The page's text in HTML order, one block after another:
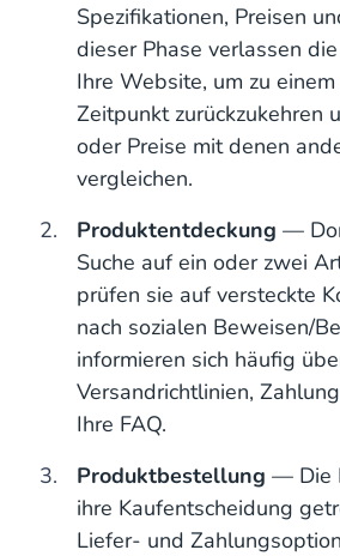
Spezifikationen, Preisen
dieser Phase verlassen
Ihre Website, um zu
Zeitpunkt zurückzukehren
oder Preise mit denen
vergleichen.
Produktentdeckung —
Suche auf ein oder zwei
prüfen sie auf versteckte
nach sozialen Beweisen/
informieren sich häufig
Versandrichtlinien,
Ihre FAQ.
Produktbestellung — Die
ihre Kaufentscheidung
Liefer- und